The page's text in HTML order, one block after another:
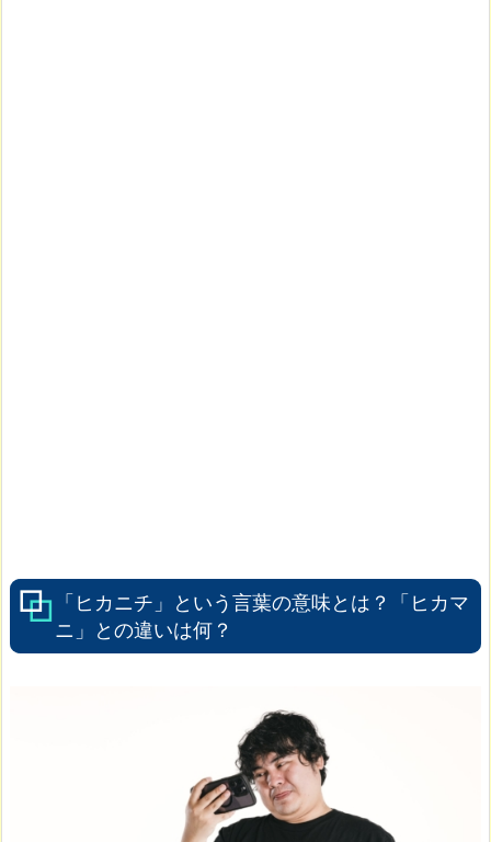
「ヒカニチ」という言葉の意味とは？「ヒカマ
ニ」との違いは何？